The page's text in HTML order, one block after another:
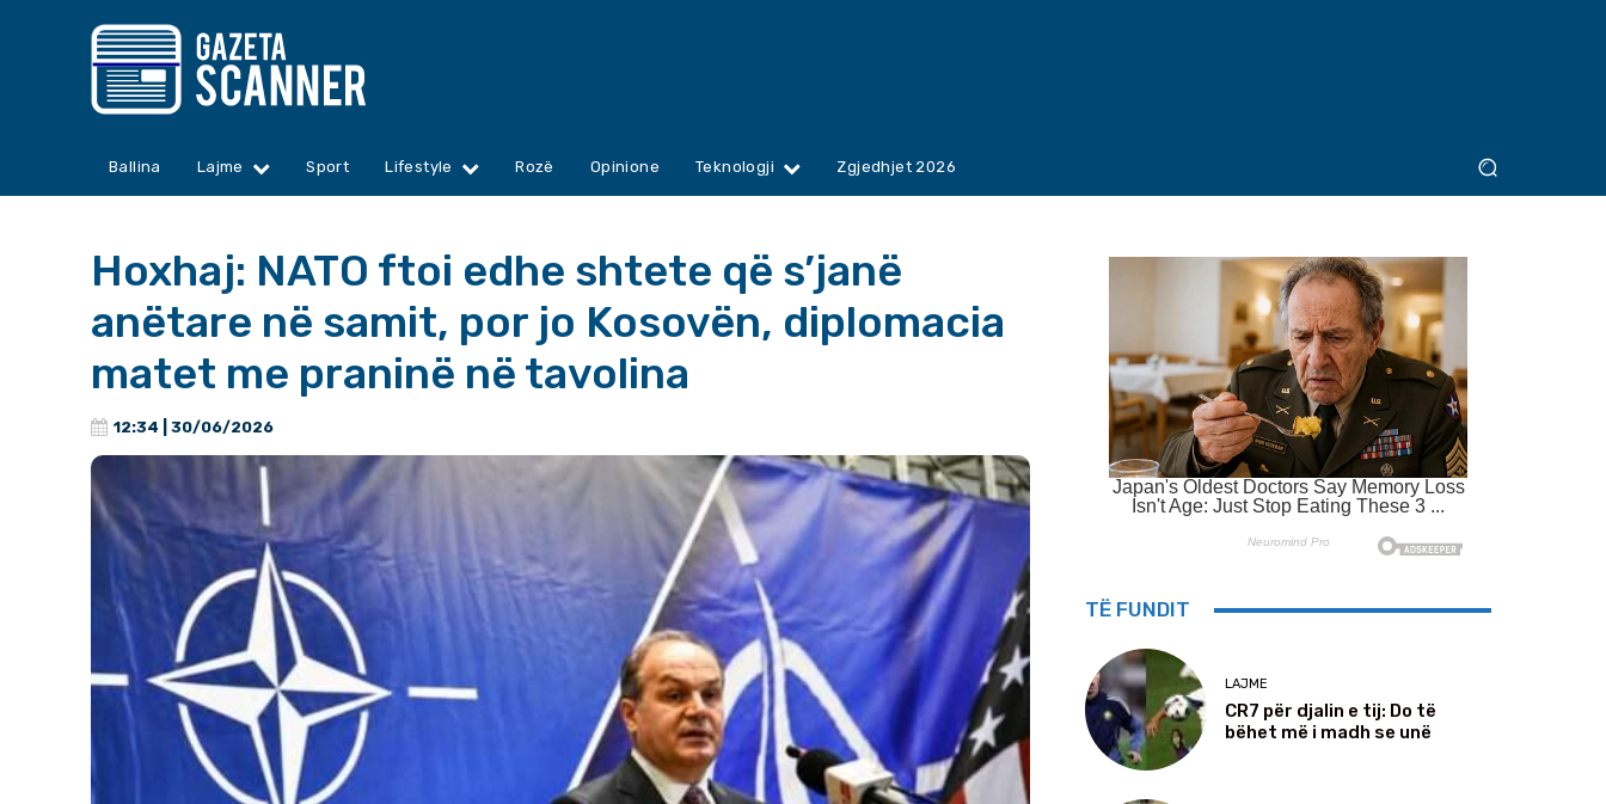
Ballina Lajme Sport Lifestyle Rozë Opinione Teknologji Zgjedhjet 2026
Hoxhaj: NATO ftoi edhe shtete që s’janë
anëtare në samit, por jo Kosovën, diplomacia
matet me praninë në tavolina
12:34 | 30/06/2026
TË FUNDIT
LAJME
CR7 për djalin e tij: Do të
bëhet më i madh se unë